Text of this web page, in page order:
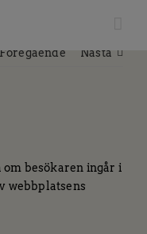
Föregående Nästa
besökaren ingår i
webbplatsens